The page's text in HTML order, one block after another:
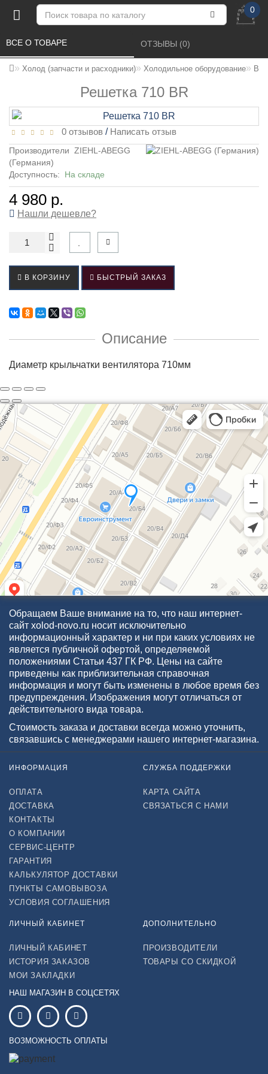
0
Холод (запчасти и расходники) Холодильное оборудование
Решетка 710 BR
ВСЕ О ТОВАРЕ ОТЗЫВЫ (0)
0 отзывов / Написать отзыв
Производители ZIEHL-ABEGG
(Германия)
Доступность: На складе
4 980 р.
Нашли дешевле?
В КОРЗИНУ БЫСТРЫЙ ЗАКАЗ
Описание
Диаметр крыльчатки вентилятора 710мм
Обращаем Ваше внимание на то, что наш интернет-
сайт xolod-novo.ru носит исключительно
информационный характер и ни при каких условиях не
является публичной офертой, определяемой
положениями Статьи 437 ГК РФ. Цены на сайте
приведены как приблизительная справочная
информация и могут быть изменены в любое время без
предупреждения. Изображения могут отличаться от
действительного вида товара.
Стоимость заказа и доставки всегда можно уточнить,
связавшись с менеджерами нашего интернет-магазина.
ИНФОРМАЦИЯ
ОПЛАТА
ДОСТАВКА
КОНТАКТЫ
О КОМПАНИИ
СЕРВИС-ЦЕНТР
ГАРАНТИЯ
КАЛЬКУЛЯТОР ДОСТАВКИ
ПУНКТЫ САМОВЫВОЗА
УСЛОВИЯ СОГЛАШЕНИЯ
СЛУЖБА ПОДДЕРЖКИ
КАРТА САЙТА
СВЯЗАТЬСЯ С НАМИ
ЛИЧНЫЙ КАБИНЕТ
ЛИЧНЫЙ КАБИНЕТ
ИСТОРИЯ ЗАКАЗОВ
МОИ ЗАКЛАДКИ
ДОПОЛНИТЕЛЬНО
ПРОИЗВОДИТЕЛИ
ТОВАРЫ СО СКИДКОЙ
НАШ МАГАЗИН В СОЦСЕТЯХ
ВОЗМОЖНОСТЬ ОПЛАТЫ